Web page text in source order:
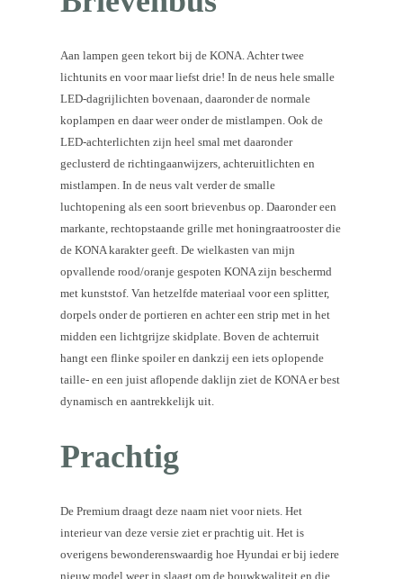
Aan lampen geen tekort bij de KONA. Achter twee
lichtunits en voor maar liefst drie! In de neus hele smalle
LED-dagrijlichten bovenaan, daaronder de normale
koplampen en daar weer onder de mistlampen. Ook de
LED-achterlichten zijn heel smal met daaronder
geclusterd de richtingaanwijzers, achteruitlichten en
mistlampen. In de neus valt verder de smalle
luchtopening als een soort brievenbus op. Daaronder een
markante, rechtopstaande grille met honingraatrooster die
de KONA karakter geeft. De wielkasten van mijn
opvallende rood/oranje gespoten KONA zijn beschermd
met kunststof. Van hetzelfde materiaal voor een splitter,
dorpels onder de portieren en achter een strip met in het
midden een lichtgrijze skidplate. Boven de achterruit
hangt een flinke spoiler en dankzij een iets oplopende
taille- en een juist aflopende daklijn ziet de KONA er best
dynamisch en aantrekkelijk uit.
Prachtig
De Premium draagt deze naam niet voor niets. Het
interieur van deze versie ziet er prachtig uit. Het is
overigens bewonderenswaardig hoe Hyundai er bij iedere
nieuw model weer in slaagt om de bouwkwaliteit en die